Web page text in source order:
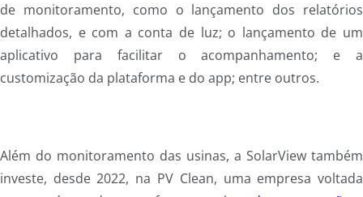
de monitoramento, como o lançamento dos relatórios
detalhados, e com a conta de luz; o lançamento de um
aplicativo para facilitar o acompanhamento; e a
customização da plataforma e do app; entre outros.
Além do monitoramento das usinas, a SolarView também
investe, desde 2022, na PV Clean, uma empresa voltada